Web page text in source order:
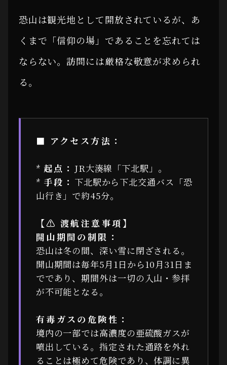
恐山は観光地として開放されているが、あ
くまで「信仰の場」であることを忘れては
ならない。訪問には厳格な敬意が求められ
る。
■ アクセス方法：
* 起点： JR大湊線「下北駅」。
* 手段： 下北駅から下北交通バス「恐
山行き」で約45分。
【⚠ 渡航注意事項】
開山期間の制限：
恐山は冬の間、深い雪に閉ざされる。
開山期間は毎年5月1日から10月31日ま
でであり、期間外は一切の入山・参拝
が不可能となる。
有毒ガスの危険性：
境内の一部では高濃度の亜硫酸ガスが
噴出している。指定された通路を外れ
ることは極めて危険であり、体調に異